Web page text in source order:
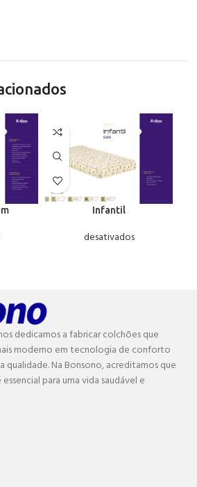
Infantil
desativados
dedicamos a fabricar colchões que
moderno em tecnologia de conforto
qualidade. Na Bonsono, acreditamos que
para uma vida saudável e